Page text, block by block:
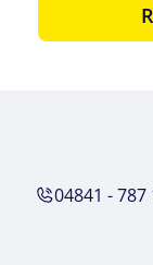
04841 - 787